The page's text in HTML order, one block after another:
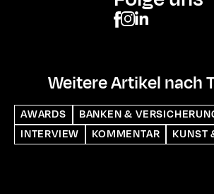
Weitere Artikel nach
AWARDS BANKEN &
INTERVIEW
KOMMENTAR KUNST